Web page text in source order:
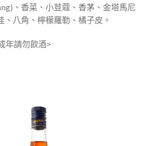
、香菜、小荳蔻、香茅、金塔馬尼
、八角、檸檬羅勒、橘子皮。
年請勿飲酒>